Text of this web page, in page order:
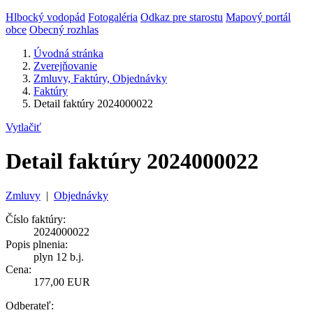
Hlbocký vodopád Fotogaléria Odkaz pre starostu Mapový portál
obce Obecný rozhlas
Úvodná stránka
Zverejňovanie
Zmluvy, Faktúry, Objednávky
Faktúry
Detail faktúry 2024000022
Vytlačiť
Detail faktúry 2024000022
Zmluvy | Objednávky
Číslo faktúry:
2024000022
Popis plnenia:
plyn 12 b.j.
Cena:
177,00 EUR
Odberateľ: